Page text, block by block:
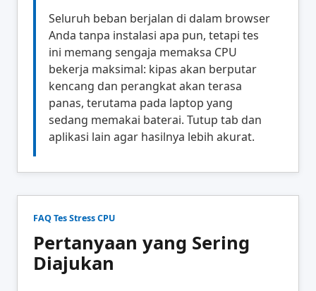
Seluruh beban berjalan di dalam browser
Anda tanpa instalasi apa pun, tetapi tes
ini memang sengaja memaksa CPU
bekerja maksimal: kipas akan berputar
kencang dan perangkat akan terasa
panas, terutama pada laptop yang
sedang memakai baterai. Tutup tab dan
aplikasi lain agar hasilnya lebih akurat.
FAQ Tes Stress CPU
Pertanyaan yang Sering
Diajukan